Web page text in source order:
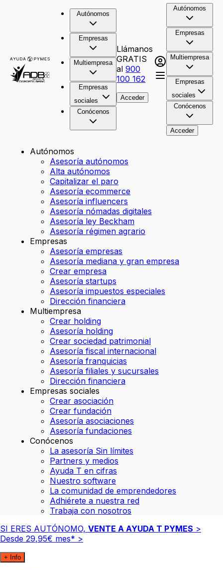
Autónomos
Empresas
Multiempresa
Empresas
sociales
Conócenos
Llámanos
GRATIS
al900
100 162
Acceder
Autónomos
Empresas
Multiempresa
Empresas
sociales
Conócenos
Acceder
Autónomos
Asesoría autónomos
Alta autónomos
Capitalizar el paro
Asesoría ecommerce
Asesoría influencers
Asesoría nómadas digitales
Asesoría ley Beckham
Asesoría régimen agrario
Empresas
Asesoría empresas
Asesoría mediana y gran empresa
Crear empresa
Asesoría startups
Asesoría impuestos especiales
Dirección financiera
Multiempresa
Crear holding
Asesoría holding
Crear sociedad patrimonial
Asesoría fiscal internacional
Asesoría franquicias
Asesoría filiales y sucursales
Dirección financiera
Empresas sociales
Crear asociación
Crear fundación
Asesoría asociaciones
Asesoría fundaciones
Conócenos
La asesoría Sin límites
Partners y medios
Ayuda T en cifras
Nuestro software
La comunidad de emprendedores
Adhiérete a nuestra red
Trabaja con nosotros
SI ERES AUTÓNOMO, VENTE A AYUDA T PYMES >
Desde 29,95€ mes* >
+ Info